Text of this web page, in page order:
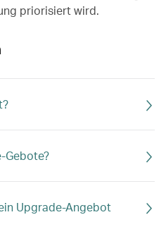
priorisiert wird.
Gebote?
Upgrade-Angebot